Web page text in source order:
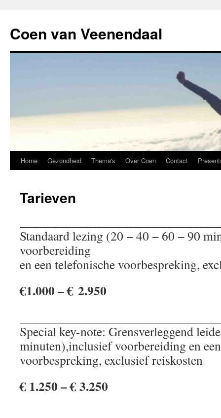
Coen van Veenendaal
Home Gezondheid Thema's Over Coen Contact
Tarieven
Standaard lezing (20 − 40 − 60 − 90
voorbereiding
en een telefonische voorbespreking,
€1.000 – € 2.950
Special key-note: Grensverleggend
minuten),inclusief voorbereiding en
voorbespreking, exclusief reiskosten
€ 1.250 – € 3.250